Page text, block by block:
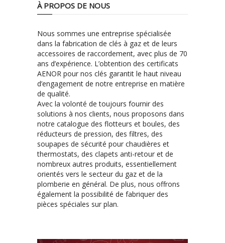
À PROPOS DE NOUS
Nous sommes une entreprise spécialisée
dans la fabrication de clés à gaz et de leurs
accessoires de raccordement, avec plus de 70
ans d’expérience. L’obtention des certificats
AENOR pour nos clés garantit le haut niveau
d’engagement de notre entreprise en matière
de qualité.
Avec la volonté de toujours fournir des
solutions à nos clients, nous proposons dans
notre catalogue des flotteurs et boules, des
réducteurs de pression, des filtres, des
soupapes de sécurité pour chaudières et
thermostats, des clapets anti-retour et de
nombreux autres produits, essentiellement
orientés vers le secteur du gaz et de la
plomberie en général. De plus, nous offrons
également la possibilité de fabriquer des
pièces spéciales sur plan.